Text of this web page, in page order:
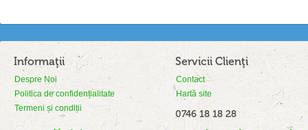
Informaţii
Despre Noi
Politica de confidențialitate
Termeni și condiții
Servicii Clienţi
Contact
Hartă site
0746 18 18 28